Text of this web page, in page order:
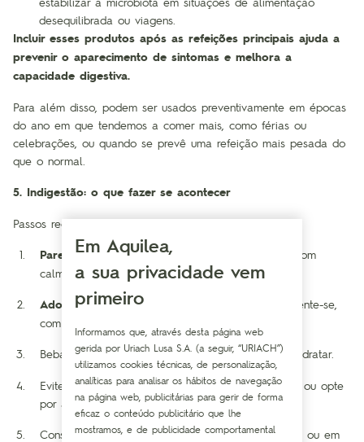
desequilibrada ou viagens.
Incluir esses produtos após as refeições principais ajuda a
prevenir o aparecimento de sintomas e melhora a
capacidade digestiva.
Para além disso, podem ser usados preventivamente em épocas
do ano em que tendemos a comer mais, como férias ou
celebrações, ou quando se prevê uma refeição mais pesada do
que o normal.
5. Indigestão: o que fazer se acontecer
Passos recomendados se notar os primeiros sintomas:
Pare imediatamentee, se estiver na água, saia com
calma.
Adote uma posição fetal
: deite-se de lado ou sente-se,
com os joelhos dobrados.
Beba pequenos goles de água morna para se reidratar.
Evite alimentos até que os sintomas desapareçam ou opte
por algo muito leve (como caldos ou soro).
Consulte um profissional se os sintomas persistirem ou em
Em Aquilea,
a sua privacidade vem
primeiro
Informamos que, através desta página web
gerida por Uriach Lusa S.A. (a seguir, “URIACH”)
utilizamos cookies técnicas, de personalização,
analíticas para analisar os hábitos de navegação
na página web, publicitárias para gerir de forma
eficaz o conteúdo publicitário que lhe
mostramos, e de publicidade comportamental